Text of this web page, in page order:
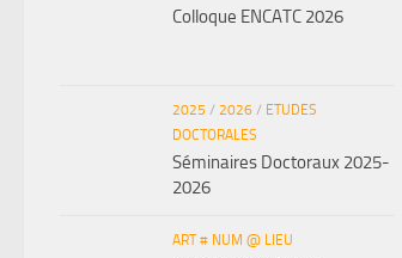
Colloque ENCATC 2026
2025 / 2026 / ETUDES
DOCTORALES
Séminaires Doctoraux 2025-
2026
ART # NUM @ LIEU